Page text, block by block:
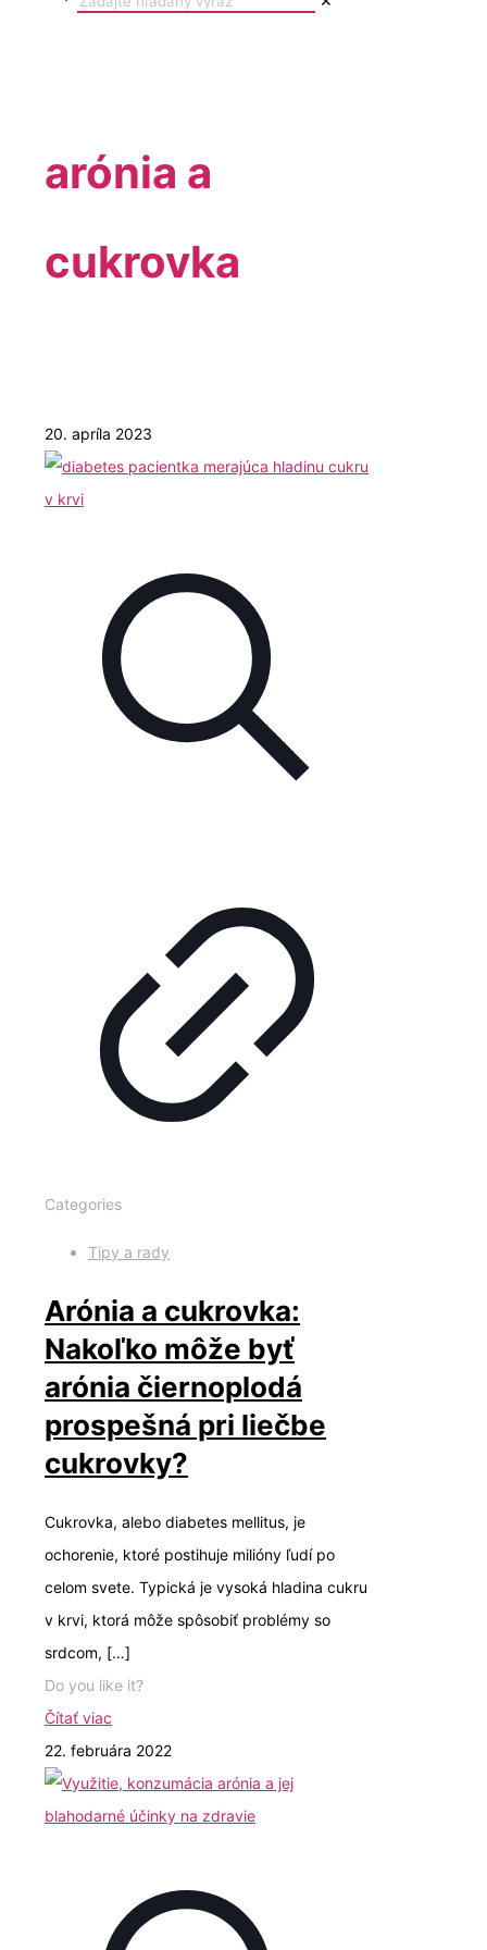
arónia a
cukrovka
20. apríla 2023
Categories
Tipy a rady
Arónia a cukrovka:
Nakoľko môže byť
arónia čiernoplodá
prospešná pri liečbe
cukrovky?
Cukrovka, alebo diabetes mellitus, je
ochorenie, ktoré postihuje milióny ľudí po
celom svete. Typická je vysoká hladina cukru
v krvi, ktorá môže spôsobiť problémy so
srdcom, […]
Do you like it?
Čítať viac
22. februára 2022